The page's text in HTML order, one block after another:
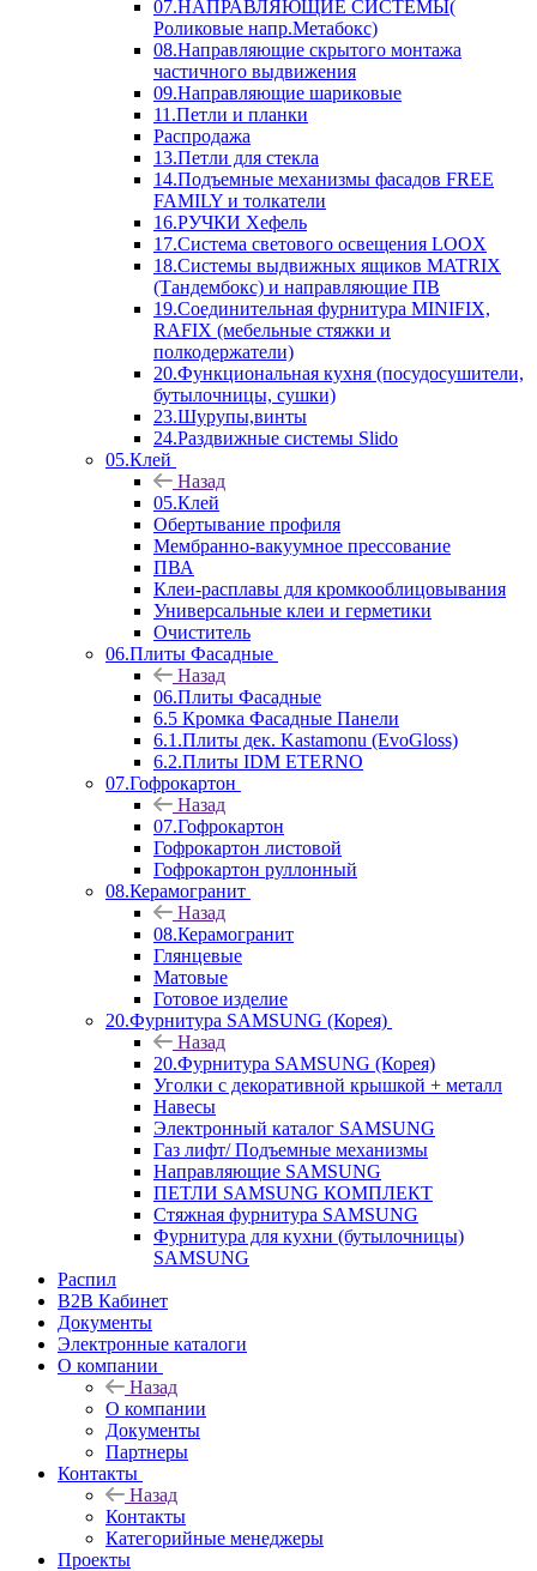
07.НАПРАВЛЯЮЩИЕ СИСТЕМЫ(
Роликовые напр.Метабокс)
08.Направляющие скрытого монтажа
частичного выдвижения
09.Направляющие шариковые
11.Петли и планки
Распродажа
13.Петли для стекла
14.Подъемные механизмы фасадов FREE
FAMILY и толкатели
16.РУЧКИ Хефель
17.Система светового освещения LOOX
18.Системы выдвижных ящиков MATRIX
(Тандембокс) и направляющие ПВ
19.Соединительная фурнитура MINIFIX,
RAFIX (мебельные стяжки и
полкодержатели)
20.Функциональная кухня (посудосушители,
бутылочницы, сушки)
23.Шурупы,винты
24.Раздвижные системы Slido
05.Клей
Назад
05.Клей
Обертывание профиля
Мембранно-вакуумное прессование
ПВА
Клеи-расплавы для кромкооблицовывания
Универсальные клеи и герметики
Очиститель
06.Плиты Фасадные
Назад
06.Плиты Фасадные
6.5 Кромка Фасадные Панели
6.1.Плиты дек. Kastamonu (EvoGloss)
6.2.Плиты IDM ETERNO
07.Гофрокартон
Назад
07.Гофрокартон
Гофрокартон листовой
Гофрокартон руллонный
08.Керамогранит
Назад
08.Керамогранит
Глянцевые
Матовые
Готовое изделие
20.Фурнитура SAMSUNG (Корея)
Назад
20.Фурнитура SAMSUNG (Корея)
Уголки с декоративной крышкой + металл
Навесы
Электронный каталог SAMSUNG
Газ лифт/ Подъемные механизмы
Направляющие SAMSUNG
ПЕТЛИ SAMSUNG КОМПЛЕКТ
Стяжная фурнитура SAMSUNG
Фурнитура для кухни (бутылочницы)
SAMSUNG
Распил
B2B Кабинет
Документы
Электронные каталоги
О компании
Назад
О компании
Документы
Партнеры
Контакты
Назад
Контакты
Категорийные менеджеры
Проекты